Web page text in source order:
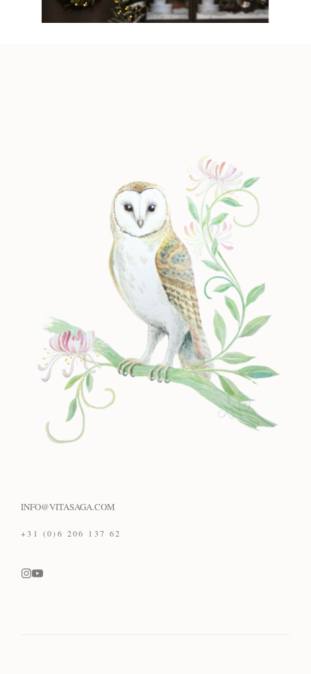
INFO@VITASAGA.COM
+31 (0)6 206 137 62